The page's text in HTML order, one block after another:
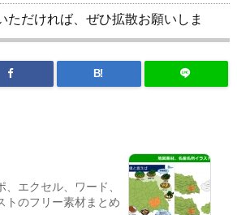
ただければ、ぜひ拡散お願いしま
B!
エクセル、ワード、
トのフリー素材まとめ